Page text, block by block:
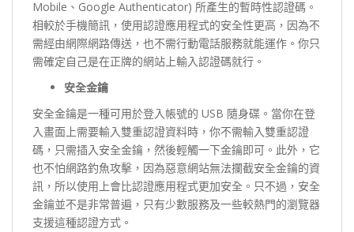
Mobile、Google Authenticator) 所產生的暫時性認證碼。
相較於手機簡訊，使用認證應用程式的安全性更高，因為不
需經由網際網路傳送，也不需行動電話服務就能運作。你只
需確定自己是在正牌的網站上輸入認證碼就行。
安全金鑰
安全金鑰是一種可用於登入帳號的 USB 隨身碟。當你在登
入畫面上需要輸入雙重認證資料時，你不需輸入雙重認證
碼，只需插入安全金鑰，然後輕觸一下金鑰即可。此外，它
也不怕網路釣魚攻擊，因為惡意網站無法攔截安全金鑰的資
訊，所以使用上會比認證應用程式更加安全。只不過，安全
金鑰並不是非常普遍，只有少數服務及一些較熱門的瀏覽器
支援這種認證方式。